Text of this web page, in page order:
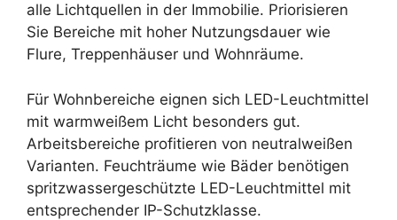
alle Lichtquellen in der Immobilie. Priorisieren
Sie Bereiche mit hoher Nutzungsdauer wie
Flure, Treppenhäuser und Wohnräume.
Für Wohnbereiche eignen sich LED-Leuchtmittel
mit warmweißem Licht besonders gut.
Arbeitsbereiche profitieren von neutralweißen
Varianten. Feuchträume wie Bäder benötigen
spritzwassergeschützte LED-Leuchtmittel mit
entsprechender IP-Schutzklasse.